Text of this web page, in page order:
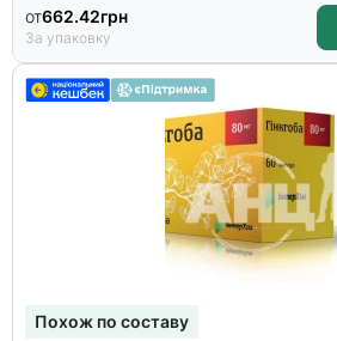
от662.42грн
За упаковку
Похож по составу